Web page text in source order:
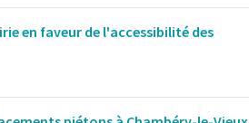
en faveur de l'accessibilité des